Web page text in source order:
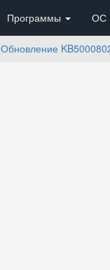
Программы ОС
Обновление